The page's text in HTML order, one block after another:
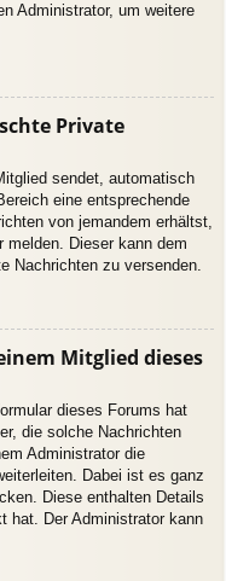
Administrator, um weitere
Private
sendet, automatisch
eine entsprechende
von jemandem erhältst,
Dieser kann dem
Nachrichten zu versenden.
Mitglied dieses
dieses Forums hat
die solche Nachrichten
Administrator die
Dabei ist es ganz
Diese enthalten Details
hat. Der Administrator kann